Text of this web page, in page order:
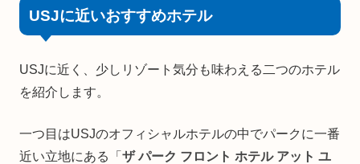
USJに近いおすすめホテル
USJに近く、少しリゾート気分も味わえる二つのホテル
を紹介します。
一つ目はUSJのオフィシャルホテルの中でパークに一番
近い立地にある「 ザ パーク フロント ホテル アット ユ